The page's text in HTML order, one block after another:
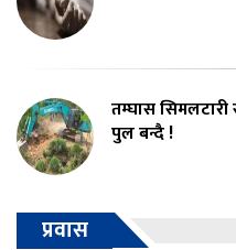
तम्घास
पुल बन्दै !
प्रवास